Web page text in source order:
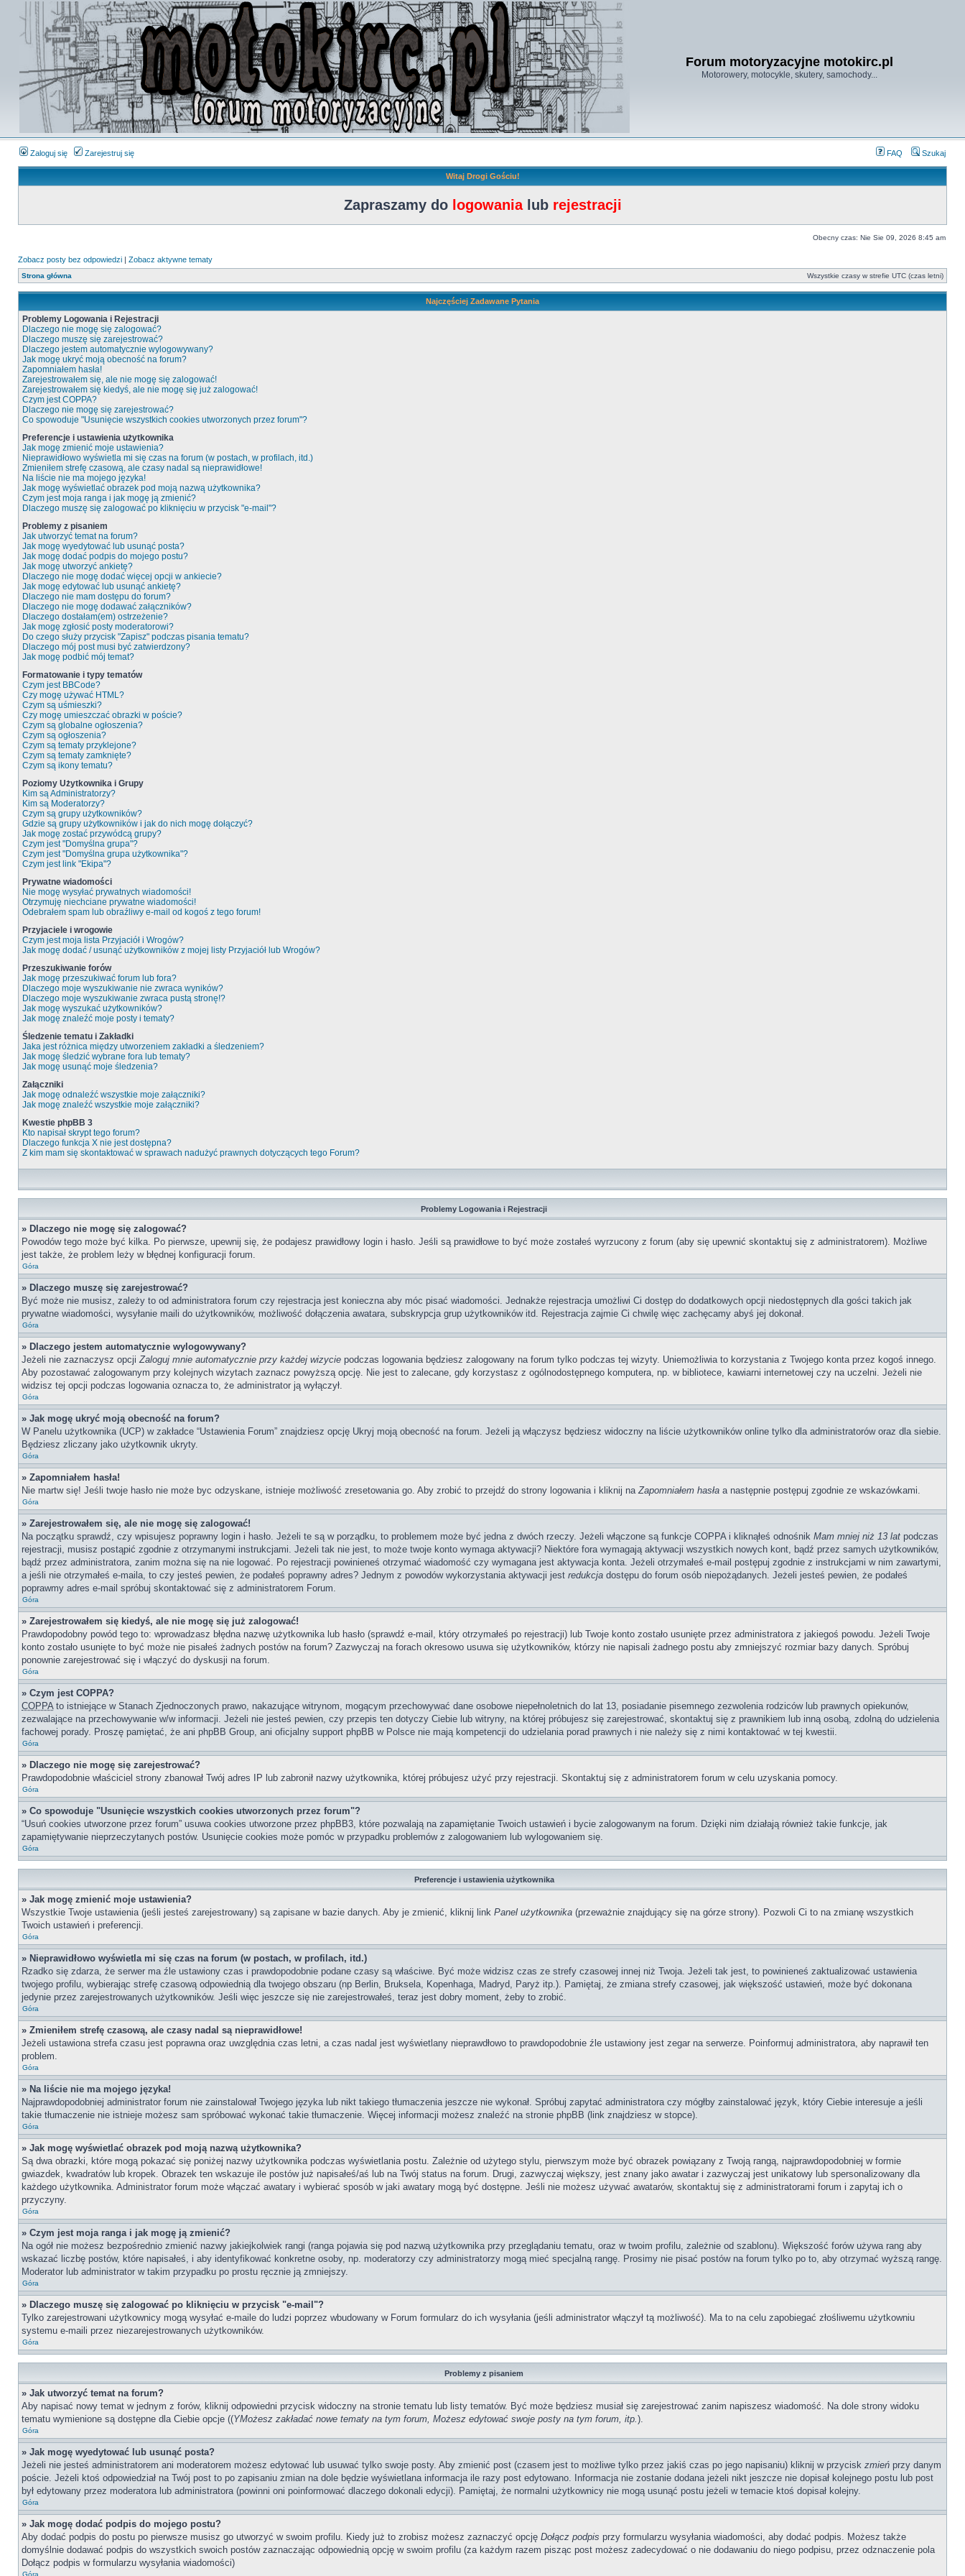
Forum motoryzacyjne motokirc.pl
Motorowery, motocykle, skutery, samochody...
Zaloguj się Zarejestruj się FAQ Szukaj
Witaj Drogi Gościu!
Zapraszamy do logowanialub rejestracji
Obecny czas: Nie Sie 09, 2026 8:45 am
Zobacz posty bez odpowiedzi | Zobacz aktywne tematy
Strona główna Wszystkie czasy w strefie UTC (czas letni)
Najczęściej Zadawane Pytania
Problemy Logowania i Rejestracji
Dlaczego nie mogę się zalogować?
Dlaczego muszę się zarejestrować?
Dlaczego jestem automatycznie wylogowywany?
Jak mogę ukryć moją obecność na forum?
Zapomniałem hasła!
Zarejestrowałem się, ale nie mogę się zalogować!
Zarejestrowałem się kiedyś, ale nie mogę się już zalogować!
Czym jest COPPA?
Dlaczego nie mogę się zarejestrować?
Co spowoduje "Usunięcie wszystkich cookies utworzonych przez forum"?
Preferencje i ustawienia użytkownika
Jak mogę zmienić moje ustawienia?
Nieprawidłowo wyświetla mi się czas na forum (w postach, w profilach, itd.)
Zmieniłem strefę czasową, ale czasy nadal są nieprawidłowe!
Na liście nie ma mojego języka!
Jak mogę wyświetlać obrazek pod moją nazwą użytkownika?
Czym jest moja ranga i jak mogę ją zmienić?
Dlaczego muszę się zalogować po kliknięciu w przycisk "e-mail"?
Problemy z pisaniem
Jak utworzyć temat na forum?
Jak mogę wyedytować lub usunąć posta?
Jak mogę dodać podpis do mojego postu?
Jak mogę utworzyć ankietę?
Dlaczego nie mogę dodać więcej opcji w ankiecie?
Jak mogę edytować lub usunąć ankietę?
Dlaczego nie mam dostępu do forum?
Dlaczego nie mogę dodawać załączników?
Dlaczego dostałam(em) ostrzeżenie?
Jak mogę zgłosić posty moderatorowi?
Do czego służy przycisk "Zapisz" podczas pisania tematu?
Dlaczego mój post musi być zatwierdzony?
Jak mogę podbić mój temat?
Formatowanie i typy tematów
Czym jest BBCode?
Czy mogę używać HTML?
Czym są uśmieszki?
Czy mogę umieszczać obrazki w poście?
Czym są globalne ogłoszenia?
Czym są ogłoszenia?
Czym są tematy przyklejone?
Czym są tematy zamknięte?
Czym są ikony tematu?
Poziomy Użytkownika i Grupy
Kim są Administratorzy?
Kim są Moderatorzy?
Czym są grupy użytkowników?
Gdzie są grupy użytkowników i jak do nich mogę dołączyć?
Jak mogę zostać przywódcą grupy?
Czym jest "Domyślna grupa"?
Czym jest "Domyślna grupa użytkownika"?
Czym jest link "Ekipa"?
Prywatne wiadomości
Nie mogę wysyłać prywatnych wiadomości!
Otrzymuję niechciane prywatne wiadomości!
Odebrałem spam lub obraźliwy e-mail od kogoś z tego forum!
Przyjaciele i wrogowie
Czym jest moja lista Przyjaciół i Wrogów?
Jak mogę dodać / usunąć użytkowników z mojej listy Przyjaciół lub Wrogów?
Przeszukiwanie forów
Jak mogę przeszukiwać forum lub fora?
Dlaczego moje wyszukiwanie nie zwraca wyników?
Dlaczego moje wyszukiwanie zwraca pustą stronę!?
Jak mogę wyszukać użytkowników?
Jak mogę znaleźć moje posty i tematy?
Śledzenie tematu i Zakładki
Jaka jest różnica między utworzeniem zakładki a śledzeniem?
Jak mogę śledzić wybrane fora lub tematy?
Jak mogę usunąć moje śledzenia?
Załączniki
Jak mogę odnaleźć wszystkie moje załączniki?
Jak mogę znaleźć wszystkie moje załączniki?
Kwestie phpBB 3
Kto napisał skrypt tego forum?
Dlaczego funkcja X nie jest dostępna?
Z kim mam się skontaktować w sprawach nadużyć prawnych dotyczących tego Forum?
Problemy Logowania i Rejestracji
» Dlaczego nie mogę się zalogować?
Powodów tego może być kilka. Po pierwsze, upewnij się, że podajesz prawidłowy login i hasło. Jeśli są prawidłowe to być może zostałeś wyrzucony z forum (aby się upewnić skontaktuj się z administratorem). Możliwe
jest także, że problem leży w błędnej konfiguracji forum.
Góra
» Dlaczego muszę się zarejestrować?
Być może nie musisz, zależy to od administratora forum czy rejestracja jest konieczna aby móc pisać wiadomości. Jednakże rejestracja umożliwi Ci dostęp do dodatkowych opcji niedostępnych dla gości takich jak
prywatne wiadomości, wysyłanie maili do użytkowników, możliwość dołączenia awatara, subskrypcja grup użytkowników itd. Rejestracja zajmie Ci chwilę więc zachęcamy abyś jej dokonał.
Góra
» Dlaczego jestem automatycznie wylogowywany?
Jeżeli nie zaznaczysz opcjiZaloguj mnie automatycznie przy każdej wizycie podczas logowania będziesz zalogowany na forum tylko podczas tej wizyty. Uniemożliwia to korzystania z Twojego konta przez kogoś innego.
Aby pozostawać zalogowanym przy kolejnych wizytach zaznacz powyższą opcję. Nie jest to zalecane, gdy korzystasz z ogólnodostępnego komputera, np. w bibliotece, kawiarni internetowej czy na uczelni. Jeżeli nie
widzisz tej opcji podczas logowania oznacza to, że administrator ją wyłączył.
Góra
» Jak mogę ukryć moją obecność na forum?
W Panelu użytkownika (UCP) w zakładce “Ustawienia Forum” znajdziesz opcję Ukryj moją obecność na forum. Jeżeli ją włączysz będziesz widoczny na liście użytkowników online tylko dla administratorów oraz dla siebie.
Będziesz zliczany jako użytkownik ukryty.
Góra
» Zapomniałem hasła!
Nie martw się! Jeśli twoje hasło nie może byc odzyskane, istnieje możliwość zresetowania go. Aby zrobić to przejdź do strony logowania i kliknij naZapomniałem hasła a następnie postępuj zgodnie ze wskazówkami.
Góra
» Zarejestrowałem się, ale nie mogę się zalogować!
Na początku sprawdź, czy wpisujesz poprawny login i hasło. Jeżeli te są w porządku, to problemem może być jedna z dwóch rzeczy. Jeżeli włączone są funkcje COPPA i kliknąłeś odnośnik Mam mniej niż 13 lat podczas
rejestracji, musisz postąpić zgodnie z otrzymanymi instrukcjami. Jeżeli tak nie jest, to może twoje konto wymaga aktywacji? Niektóre fora wymagają aktywacji wszystkich nowych kont, bądź przez samych użytkowników,
bądź przez administratora, zanim można się na nie logować. Po rejestracji powinieneś otrzymać wiadomość czy wymagana jest aktywacja konta. Jeżeli otrzymałeś e-mail postępuj zgodnie z instrukcjami w nim zawartymi,
a jeśli nie otrzymałeś e-maila, to czy jesteś pewien, że podałeś poprawny adres? Jednym z powodów wykorzystania aktywacji jest redukcja dostępu do forum osób niepożądanych. Jeżeli jesteś pewien, że podałeś
poprawmy adres e-mail spróbuj skontaktować się z administratorem Forum.
Góra
» Zarejestrowałem się kiedyś, ale nie mogę się już zalogować!
Prawdopodobny powód tego to: wprowadzasz błędna nazwę użytkownika lub hasło (sprawdź e-mail, który otrzymałeś po rejestracji) lub Twoje konto zostało usunięte przez administratora z jakiegoś powodu. Jeżeli Twoje
konto zostało usunięte to być może nie pisałeś żadnych postów na forum? Zazwyczaj na forach okresowo usuwa się użytkowników, którzy nie napisali żadnego postu aby zmniejszyć rozmiar bazy danych. Spróbuj
ponownie zarejestrować się i włączyć do dyskusji na forum.
Góra
» Czym jest COPPA?
COPPAto istniejące w Stanach Zjednoczonych prawo, nakazujące witrynom, mogącym przechowywać dane osobowe niepełnoletnich do lat 13, posiadanie pisemnego zezwolenia rodziców lub prawnych opiekunów,
zezwalające na przechowywanie w/w informacji. Jeżeli nie jesteś pewien, czy przepis ten dotyczy Ciebie lub witryny, na której próbujesz się zarejestrować, skontaktuj się z prawnikiem lub inną osobą, zdolną do udzielenia
fachowej porady. Proszę pamiętać, że ani phpBB Group, ani oficjalny support phpBB w Polsce nie mają kompetencji do udzielania porad prawnych i nie należy się z nimi kontaktować w tej kwestii.
Góra
» Dlaczego nie mogę się zarejestrować?
Prawdopodobnie właściciel strony zbanował Twój adres IP lub zabronił nazwy użytkownika, której próbujesz użyć przy rejestracji. Skontaktuj się z administratorem forum w celu uzyskania pomocy.
Góra
» Co spowoduje "Usunięcie wszystkich cookies utworzonych przez forum"?
“Usuń cookies utworzone przez forum” usuwa cookies utworzone przez phpBB3, które pozwalają na zapamiętanie Twoich ustawień i bycie zalogowanym na forum. Dzięki nim działają również takie funkcje, jak
zapamiętywanie nieprzeczytanych postów. Usunięcie cookies może pomóc w przypadku problemów z zalogowaniem lub wylogowaniem się.
Góra
Preferencje i ustawienia użytkownika
» Jak mogę zmienić moje ustawienia?
Wszystkie Twoje ustawienia (jeśli jesteś zarejestrowany) są zapisane w bazie danych. Aby je zmienić, kliknij link Panel użytkownika (przeważnie znajdujący się na górze strony). Pozwoli Ci to na zmianę wszystkich
Twoich ustawień i preferencji.
Góra
» Nieprawidłowo wyświetla mi się czas na forum (w postach, w profilach, itd.)
Rzadko się zdarza, że serwer ma źle ustawiony czas i prawdopodobnie podane czasy są właściwe. Być może widzisz czas ze strefy czasowej innej niż Twoja. Jeżeli tak jest, to powinieneś zaktualizować ustawienia
twojego profilu, wybierając strefę czasową odpowiednią dla twojego obszaru (np Berlin, Bruksela, Kopenhaga, Madryd, Paryż itp.). Pamiętaj, że zmiana strefy czasowej, jak większość ustawień, może być dokonana
jedynie przez zarejestrowanych użytkowników. Jeśli więc jeszcze się nie zarejestrowałeś, teraz jest dobry moment, żeby to zrobić.
Góra
» Zmieniłem strefę czasową, ale czasy nadal są nieprawidłowe!
Jeżeli ustawiona strefa czasu jest poprawna oraz uwzględnia czas letni, a czas nadal jest wyświetlany nieprawdłowo to prawdopodobnie źle ustawiony jest zegar na serwerze. Poinformuj administratora, aby naprawił ten
problem.
Góra
» Na liście nie ma mojego języka!
Najprawdopodobniej administrator forum nie zainstalował Twojego języka lub nikt takiego tłumaczenia jeszcze nie wykonał. Spróbuj zapytać administratora czy mógłby zainstalować język, który Ciebie interesuje a jeśli
takie tłumaczenie nie istnieje możesz sam spróbować wykonać takie tłumaczenie. Więcej informacji możesz znaleźć na stronie phpBB (link znajdziesz w stopce).
Góra
» Jak mogę wyświetlać obrazek pod moją nazwą użytkownika?
Są dwa obrazki, które mogą pokazać się poniżej nazwy użytkownika podczas wyświetlania postu. Zależnie od użytego stylu, pierwszym może być obrazek powiązany z Twoją rangą, najprawdopodobniej w formie
gwiazdek, kwadratów lub kropek. Obrazek ten wskazuje ile postów już napisałeś/aś lub na Twój status na forum. Drugi, zazwyczaj większy, jest znany jako awatar i zazwyczaj jest unikatowy lub spersonalizowany dla
każdego użytkownika. Administrator forum może włączać awatary i wybierać sposób w jaki awatary mogą być dostępne. Jeśli nie możesz używać awatarów, skontaktuj się z administratorami forum i zapytaj ich o
przyczyny.
Góra
» Czym jest moja ranga i jak mogę ją zmienić?
Na ogół nie możesz bezpośrednio zmienić nazwy jakiejkolwiek rangi (ranga pojawia się pod nazwą użytkownika przy przeglądaniu tematu, oraz w twoim profilu, zależnie od szablonu). Większość forów używa rang aby
wskazać liczbę postów, które napisałeś, i aby identyfikować konkretne osoby, np. moderatorzy czy administratorzy mogą mieć specjalną rangę. Prosimy nie pisać postów na forum tylko po to, aby otrzymać wyższą rangę.
Moderator lub administrator w takim przypadku po prostu ręcznie ją zmniejszy.
Góra
» Dlaczego muszę się zalogować po kliknięciu w przycisk "e-mail"?
Tylko zarejestrowani użytkownicy mogą wysyłać e-maile do ludzi poprzez wbudowany w Forum formularz do ich wysyłania (jeśli administrator włączył tą możliwość). Ma to na celu zapobiegać złośliwemu użytkowniu
systemu e-maili przez niezarejestrowanych użytkowników.
Góra
Problemy z pisaniem
» Jak utworzyć temat na forum?
Aby napisać nowy temat w jednym z forów, kliknij odpowiedni przycisk widoczny na stronie tematu lub listy tematów. Być może będziesz musiał się zarejestrować zanim napiszesz wiadomość. Na dole strony widoku
tematu wymienione są dostępne dla Ciebie opcje ((YMożesz zakładać nowe tematy na tym forum, Możesz edytować swoje posty na tym forum, itp.).
Góra
» Jak mogę wyedytować lub usunąć posta?
Jeżeli nie jesteś administratorem ani moderatorem możesz edytować lub usuwać tylko swoje posty. Aby zmienić post (czasem jest to możliwe tylko przez jakiś czas po jego napisaniu) kliknij w przycisk zmień przy danym
poście. Jeżeli ktoś odpowiedział na Twój post to po zapisaniu zmian na dole będzie wyświetlana informacja ile razy post edytowano. Informacja nie zostanie dodana jeżeli nikt jeszcze nie dopisał kolejnego postu lub post
był edytowany przez moderatora lub administratora (powinni oni poinformować dlaczego dokonali edycji). Pamiętaj, że normalni użytkownicy nie mogą usunąć postu jeżeli w temacie ktoś dopisał kolejny.
Góra
» Jak mogę dodać podpis do mojego postu?
Aby dodać podpis do postu po pierwsze musisz go utworzyć w swoim profilu. Kiedy już to zrobisz możesz zaznaczyć opcję Dołącz podpis przy formularzu wysyłania wiadomości, aby dodać podpis. Możesz także
domyślnie dodawać podpis do wszystkich swoich postów zaznaczając odpowiednią opcję w swoim profilu (za każdym razem pisząc post możesz zadecydować o nie dodawaniu do niego podpisu, przez odznaczenie pola
Dołącz podpis w formularzu wysyłania wiadomości)
Góra